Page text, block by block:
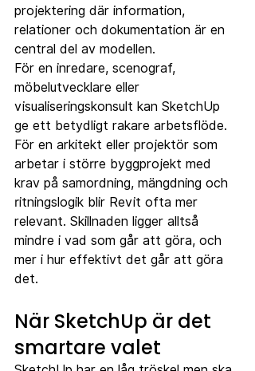
projektering där information,
relationer och dokumentation är en
central del av modellen.
För en inredare, scenograf,
möbelutvecklare eller
visualiseringskonsult kan SketchUp
ge ett betydligt rakare arbetsflöde.
För en arkitekt eller projektör som
arbetar i större byggprojekt med
krav på samordning, mängdning och
ritningslogik blir Revit ofta mer
relevant. Skillnaden ligger alltså
mindre i vad som går att göra, och
mer i hur effektivt det går att göra
det.
När SketchUp är det
smartare valet